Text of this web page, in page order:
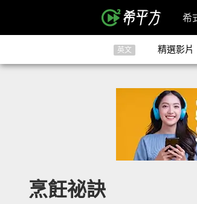
希
英文 精選影片
烹飪祕訣